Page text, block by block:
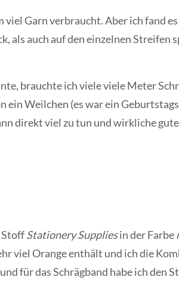
Garn verbraucht. Aber ich fand
als auch auf den einzelnen Streifen
brauchte ich viele viele Meter
ein Weilchen (es war ein
direkt viel zu tun und wirkliche
StoffStationery Suppliesin der Farbe
viel Orange enthält und ich die
für das Schrägband habe ich den